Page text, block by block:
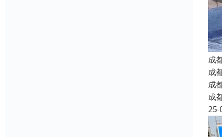
成
成
成
成
25-